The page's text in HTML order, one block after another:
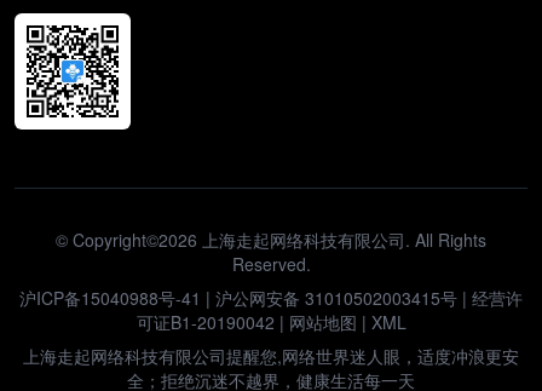
© Copyright©2026 上海走起网络科技有限公司. All Rights
Reserved.
沪ICP备15040988号-41 | 沪公网安备 31010502003415号 | 经营许
可证B1-20190042 | 网站地图 | XML
上海走起网络科技有限公司提醒您,网络世界迷人眼，适度冲浪更安
全；拒绝沉迷不越界，健康生活每一天